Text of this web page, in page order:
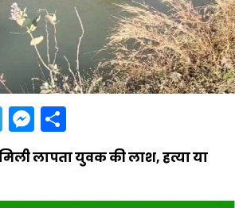
Telegram
Messenger
लापता युवक की लाश, हत्या या